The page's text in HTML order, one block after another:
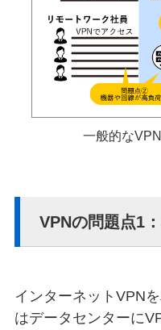
一般的な
VPNの問題点1
インターネットVPN
はデータセンターに